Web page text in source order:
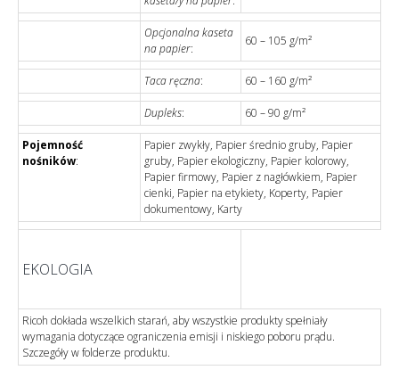
Opcjonalna kaseta
na papier:
60 – 105 g/m²
Taca ręczna: 60 – 160 g/m²
Dupleks: 60 – 90 g/m²
Pojemność
nośników:
Papier zwykły, Papier średnio gruby, Papier
gruby, Papier ekologiczny, Papier kolorowy,
Papier firmowy, Papier z nagłówkiem, Papier
cienki, Papier na etykiety, Koperty, Papier
dokumentowy, Karty
EKOLOGIA
Ricoh dokłada wszelkich starań, aby wszystkie produkty spełniały
wymagania dotyczące ograniczenia emisji i niskiego poboru prądu.
Szczegóły w folderze produktu.